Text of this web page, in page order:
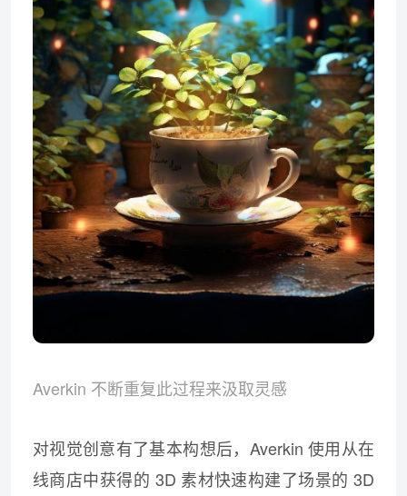
Averkin 不断重复此过程来汲取灵感
对视觉创意有了基本构想后，Averkin 使用从在
线商店中获得的 3D 素材快速构建了场景的 3D